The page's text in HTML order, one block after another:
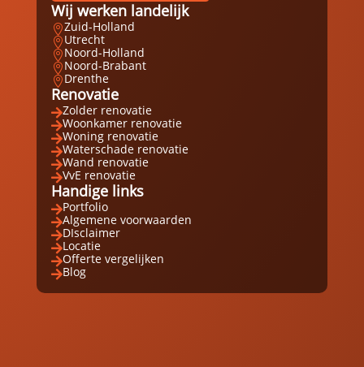
Wij werken landelijk
Zuid-Holland
Utrecht
Noord-Holland
Noord-Brabant
Drenthe
Renovatie
Zolder renovatie
Woonkamer renovatie
Woning renovatie
Waterschade renovatie
Wand renovatie
VvE renovatie
Handige links
Portfolio
Algemene voorwaarden
DIsclaimer
Locatie
Offerte vergelijken
Blog